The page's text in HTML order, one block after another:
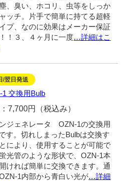
、臭い、ホコリ、虫等をしっか
ッチ。片手で簡単に持てる超軽
プ、なのに効果はメーカー保証
！３、４ヶ月に一度…詳細はこ
/翌日発送
1 交換用Bulb
7,700円（税込み）
ジェネレータ OZN-1の交換用
す。切れしまったBulbは交換す
により、使用することが可能で
光管のような形状で、OZN-1本
ければ簡単に交換できます。通
1内部から青白い光が…詳細